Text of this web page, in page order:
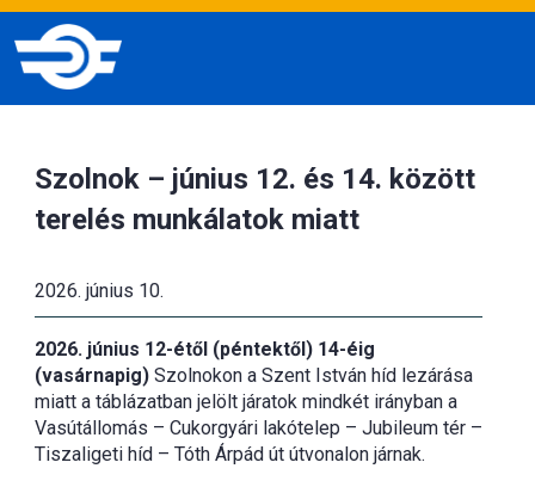
Szolnok – június 12. és 14. között
terelés munkálatok miatt
2026. június 10.
2026. június 12-étől (péntektől) 14-éig
(vasárnapig) Szolnokon a Szent István híd lezárása
miatt a táblázatban jelölt járatok mindkét irányban a
Vasútállomás – Cukorgyári lakótelep – Jubileum tér –
Tiszaligeti híd – Tóth Árpád út útvonalon járnak.